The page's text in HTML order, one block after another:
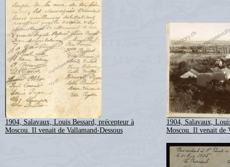
1904, Salavaux, Louis Bessard, précepteur à
Moscou. Il venait de Vallamand-Dessous
1904, Salavaux,
Moscou. Il venait de